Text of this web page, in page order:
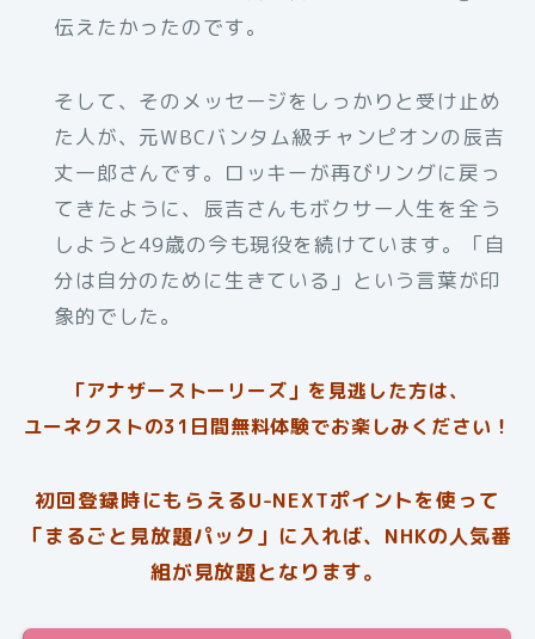
伝えたかったのです。
そして、そのメッセージをしっかりと受け止め
た人が、元WBCバンタム級チャンピオンの辰吉
丈一郎さんです。ロッキーが再びリングに戻っ
てきたように、辰吉さんもボクサー人生を全う
しようと49歳の今も現役を続けています。「自
分は自分のために生きている」という言葉が印
象的でした。
「アナザーストーリーズ」を見逃した方は、
ユーネクストの31日間無料体験でお楽しみください！
初回登録時にもらえるU-NEXTポイントを使って
「まるごと見放題パック」に入れば、NHKの人気番
組が見放題となります。